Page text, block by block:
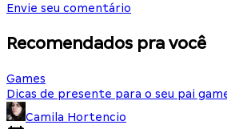
Envie seu comentário
Recomendados pra você
Games
Dicas de presente para o seu pai
Camila Hortencio